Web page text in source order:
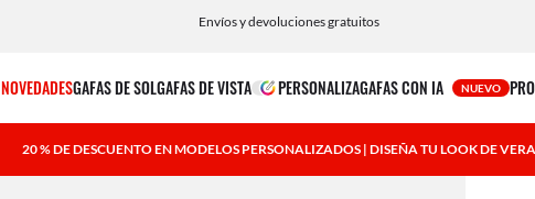
Elige Klarna o Paypal para una experiencia de pago fácil y flexible.
NOVEDADESGAFAS DE SOLGAFAS DE VISTA PERSONALIZAGAFAS CON IA NUEVO
20 % DE DESCUENTO EN MODELOS PERSONALIZADOS | DISEÑA TU LOOK DE